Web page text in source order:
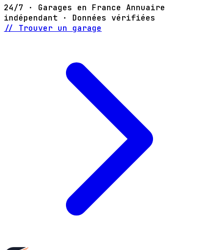
24/7 · Garages en France Annuaire
indépendant · Données vérifiées
// Trouver un garage